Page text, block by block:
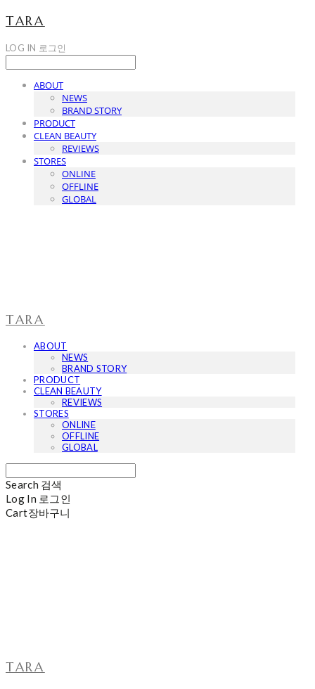
TARA
LOG IN 로그인
ABOUT
NEWS
BRAND STORY
PRODUCT
CLEAN BEAUTY
REVIEWS
STORES
ONLINE
OFFLINE
GLOBAL
TARA
ABOUT
NEWS
BRAND STORY
PRODUCT
CLEAN BEAUTY
REVIEWS
STORES
ONLINE
OFFLINE
GLOBAL
Search 검색
Log In 로그인
Cart장바구니
TARA